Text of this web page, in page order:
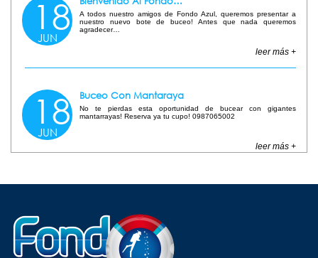
18
JUN
A todos nuestro amigos de Fondo Azul, queremos presentar a
nuestro nuevo bote de buceo! Antes que nada queremos
agradecer…
leer más
18
JUN
Buceo Con Mantaraya
No te pierdas esta oportunidad de bucear con gigantes
mantarrayas! Reserva ya tu cupo! 0987065002
leer más